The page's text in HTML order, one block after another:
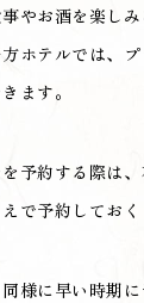
やお酒を楽し
ホテルでは、
ます。
予約する際は
で予約しておく
様に早い時期